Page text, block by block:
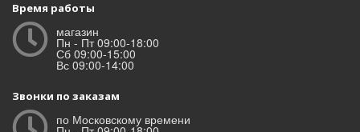
Время работы
магазин
Пн - Пт 09:00-18:00
Сб 09:00-15:00
Вс 09:00-14:00
Звонки по заказам
по Московскому времени